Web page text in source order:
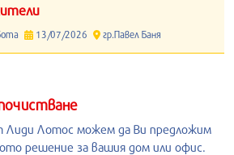
13/07/2026 гр.Павел Баня
Лиди Лотос можем да Ви предложим
решение за вашия дом или офис.